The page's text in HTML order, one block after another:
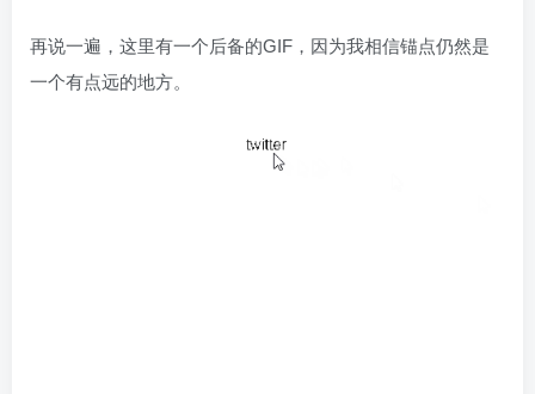
再说一遍，这里有一个后备的GIF，因为我相信锚点仍然是
一个有点远的地方。